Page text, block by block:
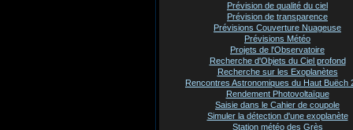
Prévision de qualité du ciel
Prévision de transparence
Prévisions Couverture Nuageuse
Prévisions Météo
Projets de l'Observatoire
Recherche d'Objets du Ciel profond
Recherche sur les Exoplanètes
Rencontres Astronomiques du Haut Buëch
Rendement Photovoltaïque
Saisie dans le Cahier de coupole
Simuler la détection d'une exoplanète
Station météo des Grès